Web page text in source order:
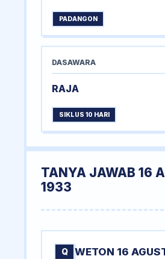
PADANGON
DASAWARA
RAJA
SIKLUS 10 HARI
TANYA JAWAB 16
1933
Q
WETON 16